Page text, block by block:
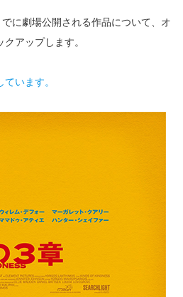
に劇場公開される作品について、オ
アップします。
います。